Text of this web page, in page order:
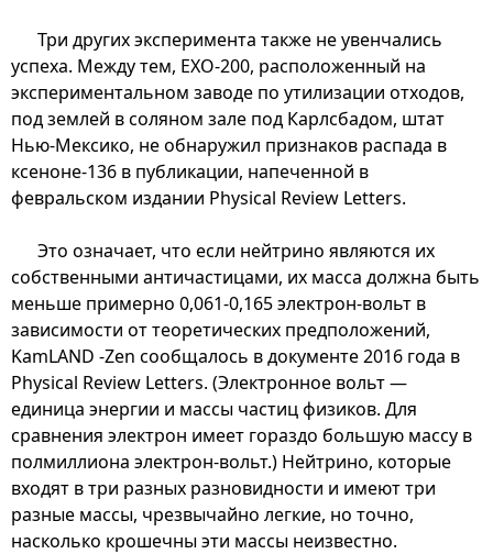
Три других эксперимента также не увенчались
успеха. Между тем, EXO-200, расположенный на
экспериментальном заводе по утилизации отходов,
под землей в соляном зале под Карлсбадом, штат
Нью-Мексико, не обнаружил признаков распада в
ксеноне-136 в публикации, напеченной в
февральском издании Physical Review Letters.
Это означает, что если нейтрино являются их
собственными античастицами, их масса должна быть
меньше примерно 0,061-0,165 электрон-вольт в
зависимости от теоретических предположений,
KamLAND -Zen сообщалось в документе 2016 года в
Physical Review Letters. (Электронное вольт —
единица энергии и массы частиц физиков. Для
сравнения электрон имеет гораздо большую массу в
полмиллиона электрон-вольт.) Нейтрино, которые
входят в три разных разновидности и имеют три
разные массы, чрезвычайно легкие, но точно,
насколько крошечны эти массы неизвестно.